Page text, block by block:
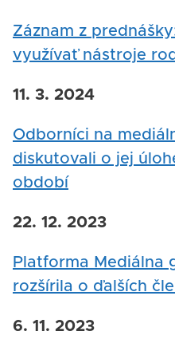
Záznam z
využívať nástroje
11. 3. 2024
Odborníci na
diskutovali o jej
období
22. 12. 2023
Platforma Mediálna
rozšírila o ďalších
6. 11. 2023